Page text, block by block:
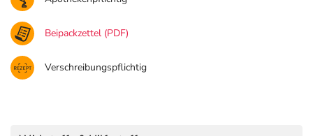
Beipackzettel (PDF)
Verschreibungspflichtig